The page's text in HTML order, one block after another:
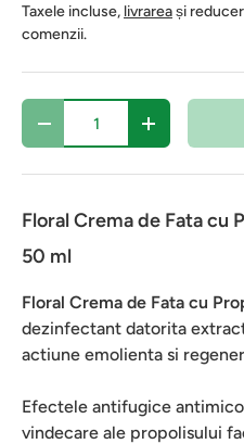
Taxele incluse, livrareași
comenzii.
Cantitate
- +
Floral Crema de Fata cu
50 ml
Floral Crema de Fata cu
dezinfectant datorita
actiune emolienta si
Efectele antifugice
vindecare ale propolisului